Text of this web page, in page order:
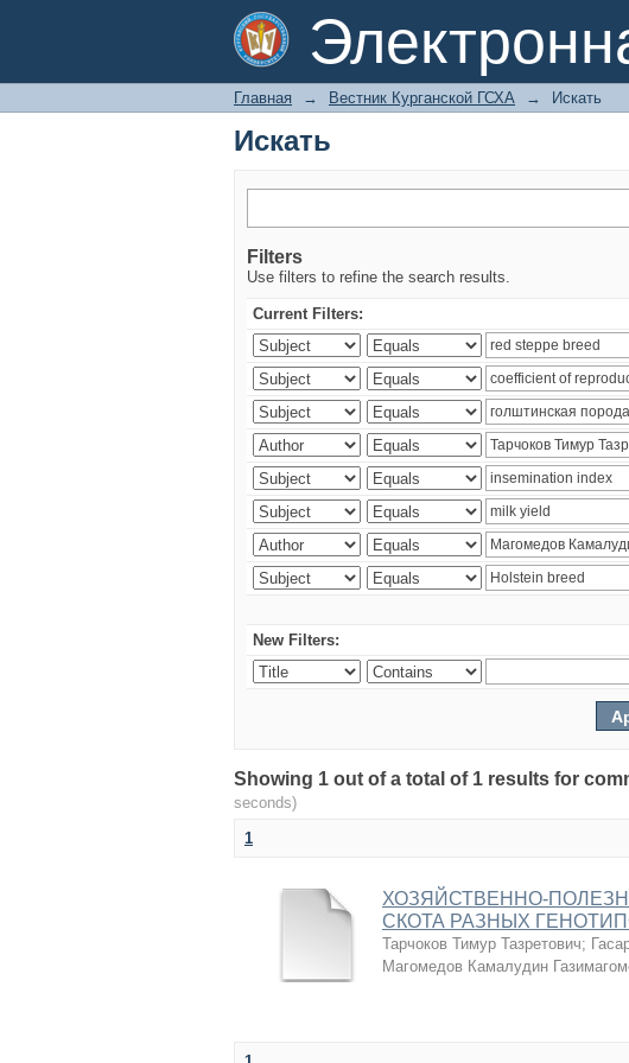
Искать
Главная → Вестник Курганской ГСХА → Искать
Искать
Filters
Use filters to refine the search results.
Current Filters:
New Filters:
Showing 1 out of a total of 1 results for
seconds)
1
ХОЗЯЙСТВЕННО-
СКОТА РАЗНЫХ
Тарчоков Тимур Тазретович;
Магомедов Камалудин